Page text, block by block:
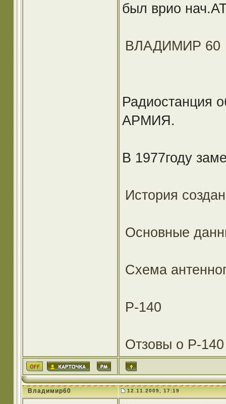
был врио
ВЛАДИМИР 60
Радиостанция
АРМИЯ.
В 1977году
История
Основные
Схема
Р-140
Отзовы о Р-140
Владимир60 12.11.2009, 17:19